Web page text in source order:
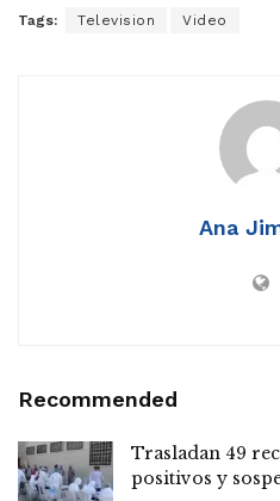
Tags: Television Video
Ana
Recommended
Trasladan 49
positivos y